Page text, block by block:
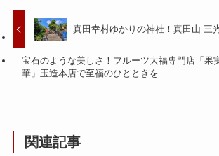
真田幸村ゆかりの神社！真田山 三
宝石のような美しさ！フルーツ大福専門店「果
華」玉造本店で至福のひとときを
関連記事